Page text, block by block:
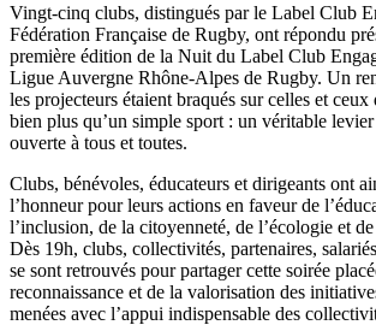
Vingt-cinq clubs, distingués par le Label Club
Fédération Française de Rugby, ont répondu
première édition de la Nuit du Label Club
Ligue Auvergne Rhône-Alpes de Rugby. Un
les projecteurs étaient braqués sur celles et
bien plus qu’un simple sport : un véritable
ouverte à tous et toutes.
Clubs, bénévoles, éducateurs et dirigeants ont
l’honneur pour leurs actions en faveur de
l’inclusion, de la citoyenneté, de l’écologie et
Dès 19h, clubs, collectivités, partenaires,
se sont retrouvés pour partager cette soirée
reconnaissance et de la valorisation des
menées avec l’appui indispensable des